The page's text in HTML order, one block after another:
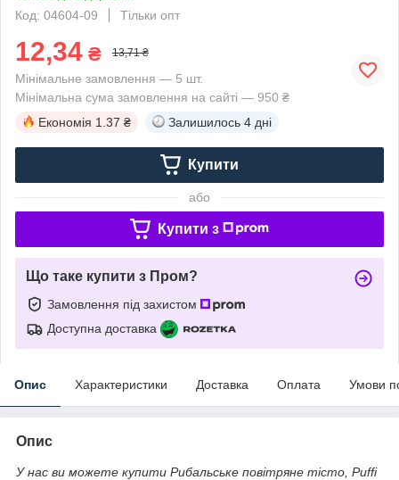
Код: 04604-09
Тільки опт
12,34 ₴ 13,71 ₴
Мінімальне замовлення — 5 шт.
Мінімальна сума замовлення на сайті — 950 ₴
Економія 1.37 ₴ Залишилось 4 дні
Купити
або
Купити з
Що таке купити з Пром?
Замовлення під захистом
Доступна доставка
Опис Характеристики Доставка Оплата Умови
Опис
У нас ви можете купити Рибальське повітряне тісто, Puffi